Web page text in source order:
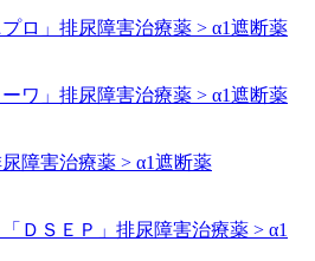
ロ」 排尿障害治療薬 > α1遮断薬
ワ」 排尿障害治療薬 > α1遮断薬
障害治療薬 > α1遮断薬
ＤＳＥＰ」 排尿障害治療薬 > α1